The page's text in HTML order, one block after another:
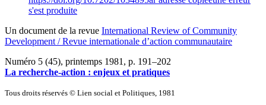
s'est produite
Un document de la revue International Review of Community
Development / Revue internationale d’action communautaire
Numéro 5 (45), printemps 1981 , p. 191–202
La recherche-action : enjeux et pratiques
Tous droits réservés © Lien social et Politiques, 1981